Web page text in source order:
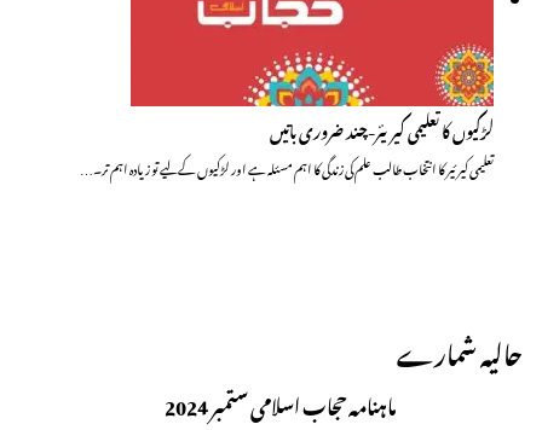
لڑکیوں کا تعلیمی کیریئر-چند ضروری باتیں
تعلیمی کیرئیر کا انتخاب طالب علم کی زندگی کا اہم مسئلہ ہے اور لڑکیوں کے لیے تو زیادہ اہم تر۔…
حالیہ شمارے
ماہنامہ حجاب اسلامی ستمبر 2024